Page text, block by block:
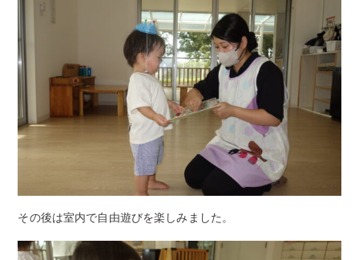
その後は室内で自由遊びを楽しみました。